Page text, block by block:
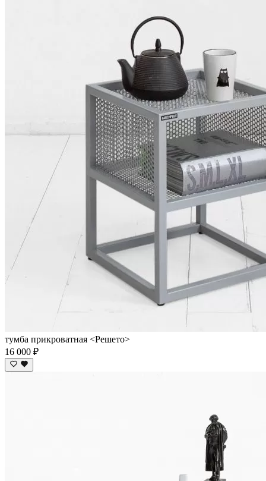
тумба прикроватная <Решето>
16 000 ₽